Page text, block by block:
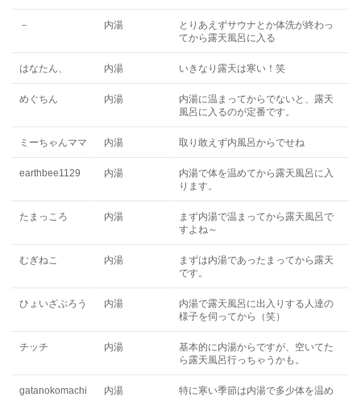
－ 内湯
とりあえずサウナとか体洗が終わっ
てから露天風呂に入る
はなたん、 内湯 いきなり露天は寒い！笑
めぐちん 内湯
内湯に温まってからでないと、露天
風呂に入るのが定番です。
ミーちゃんママ 内湯 取り敢えず内風呂からでせね
earthbee1129 内湯
内湯で体を温めてから露天風呂に入
ります。
たまっころ 内湯
まず内湯で温まってから露天風呂で
すよね～
むぎねこ 内湯
まずは内湯であったまってから露天
です。
ひょいざぶろう 内湯
内湯で露天風呂に出入りする人達の
様子を伺ってから（笑）
チッチ 内湯
基本的に内湯からですが、空いてた
ら露天風呂行っちゃうかも。
gatanokomachi 内湯
特に寒い季節は内湯で多少体を温め